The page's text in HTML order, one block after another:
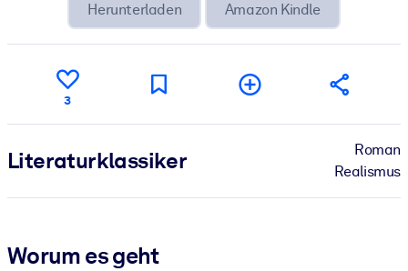
Herunterladen Amazon Kindle
3
Literatur­klassiker
Roman
Realismus
Worum es geht